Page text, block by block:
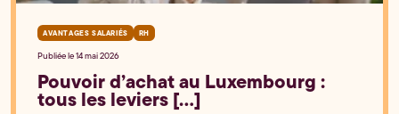
AVANTAGES SALARIÉS RH
Publiée le 14 mai 2026
Pouvoir d’achat au Luxembourg :
tous les leviers [...]